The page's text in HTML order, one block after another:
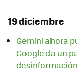
19 diciembre
Gemini ahora
Google da un
desinformación